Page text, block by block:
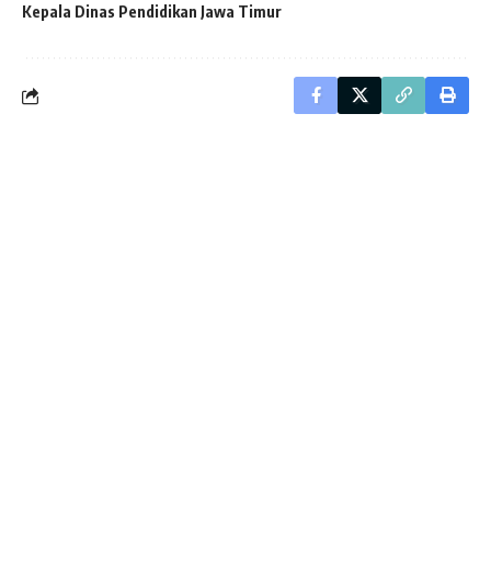
Kepala Dinas Pendidikan Jawa Timur